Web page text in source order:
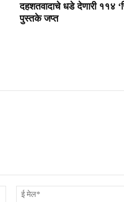
दहशतवादाचे धडे देणारी ११४
पुस्तके जप्त
नाव*